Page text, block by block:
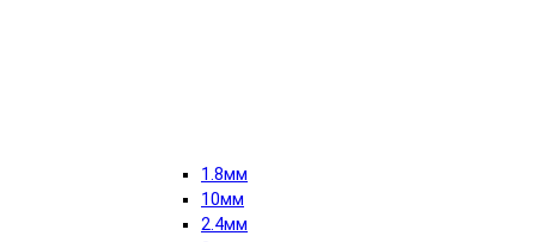
1.8мм
10мм
2.4мм